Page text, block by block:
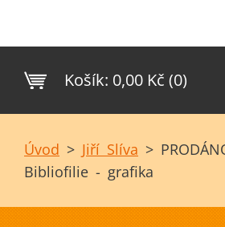
Košík: 0,00 Kč (0)
Úvod > Jiří Slíva >
Bibliofilie - grafika